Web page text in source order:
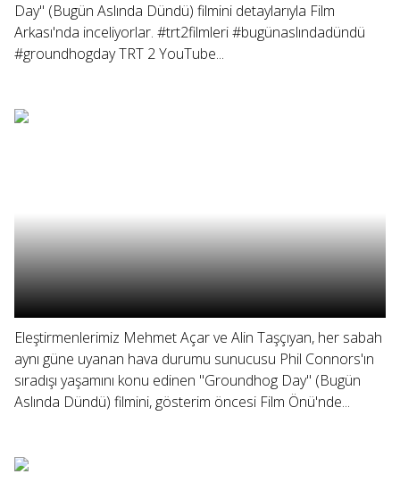
Day" (Bugün Aslında Dündü) filmini detaylarıyla Film
Arkası'nda inceliyorlar. #trt2filmleri #bugünaslındadündü
#groundhogday TRT 2 YouTube...
Eleştirmenlerimiz Mehmet Açar ve Alin Taşçıyan, her sabah
aynı güne uyanan hava durumu sunucusu Phil Connors'ın
sıradışı yaşamını konu edinen "Groundhog Day" (Bugün
Aslında Dündü) filmini, gösterim öncesi Film Önü'nde...